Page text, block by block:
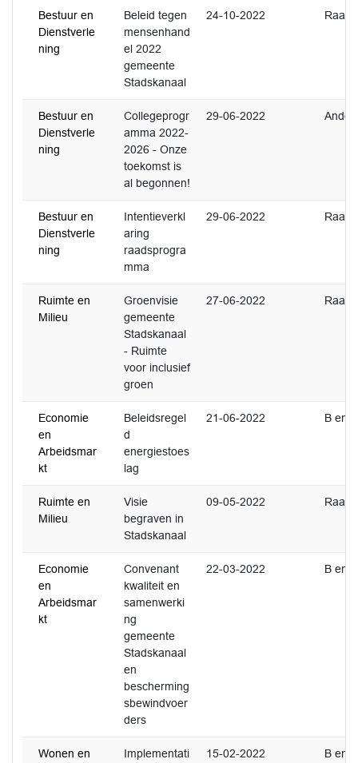
Bestuur en
Dienstverle
ning
Beleid tegen
mensenhand
el 2022
gemeente
Stadskanaal
24-10-2022 Raad
Bestuur en
Dienstverle
ning
Collegeprogr
amma 2022-
2026 - Onze
toekomst is
al begonnen!
29-06-2022 Ander
Bestuur en
Dienstverle
ning
Intentieverkl
aring
raadsprogra
mma
29-06-2022 Raad
Ruimte en
Milieu
Groenvisie
gemeente
Stadskanaal
- Ruimte
voor inclusief
groen
27-06-2022 Raad
Economie
en
Arbeidsmar
kt
Beleidsregel
d
energiestoes
lag
21-06-2022 B en
Ruimte en
Milieu
Visie
begraven in
Stadskanaal
09-05-2022 Raad
Economie
en
Arbeidsmar
kt
Convenant
kwaliteit en
samenwerki
ng
gemeente
Stadskanaal
en
bescherming
sbewindvoer
ders
22-03-2022 B en
Wonen en
Implementati
15-02-2022 B en